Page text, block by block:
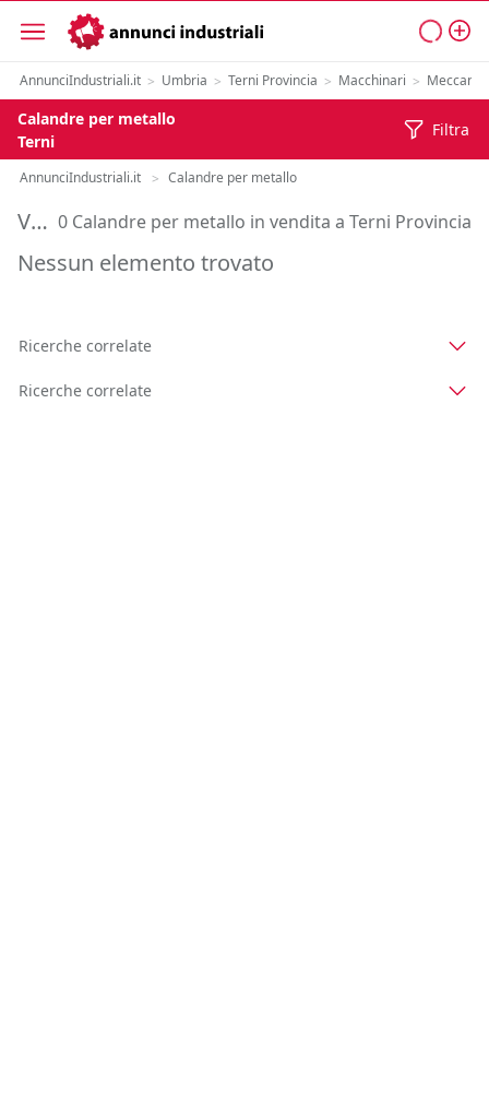
AnnunciIndustriali.it > Umbria > Terni Provincia > Macchinari >
Calandre per metallo
Terni
Filtra
AnnunciIndustriali.it > Calandre per metallo
Vendita Calandre per metallo in Provincia di Terni 0 Calandre per metallo in vendita a Terni Provincia
Nessun elemento trovato
Ricerche correlate
Ricerche correlate